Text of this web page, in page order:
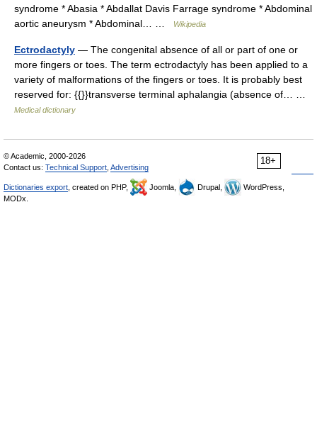
syndrome * Abasia * Abdallat Davis Farrage syndrome * Abdominal
aortic aneurysm * Abdominal… …
Wikipedia
Ectrodactyly — The congenital absence of all or part of one or
more fingers or toes. The term ectrodactyly has been applied to a
variety of malformations of the fingers or toes. It is probably best
reserved for: {{}}transverse terminal aphalangia (absence of… …
Medical dictionary
18+
© Academic, 2000-2026
Contact us: Technical Support Advertising
Dictionaries export , created on PHP, Joomla, Drupal,
WordPress,
MODx.